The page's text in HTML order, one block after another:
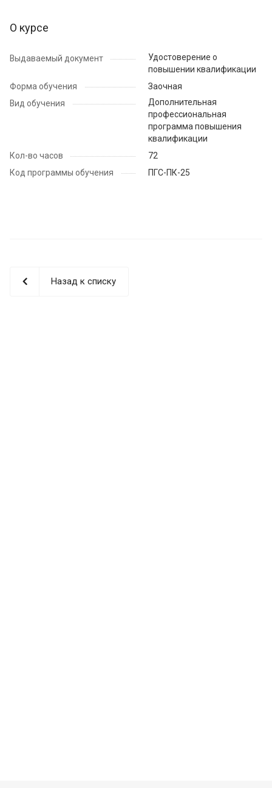
О курсе
Выдаваемый документ
Удостоверение о
повышении квалификации
Форма обучения
Заочная
Вид обучения
Дополнительная
профессиональная
программа повышения
квалификации
Кол-во часов
72
Код программы обучения
ПГС-ПК-25
Назад к списку